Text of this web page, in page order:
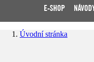
E-SHOP
Úvodní stránka